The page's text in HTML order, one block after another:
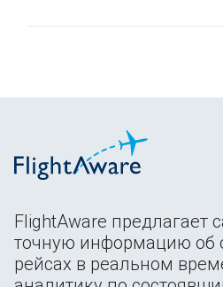
FlightAware предлагает
точную информацию об
рейсах в реальном